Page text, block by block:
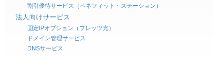
割引優待サービス（ベネフィット・ステーション）
法人向けサービス
固定IPオプション（フレッツ光）
ドメイン管理サービス
DNSサービス